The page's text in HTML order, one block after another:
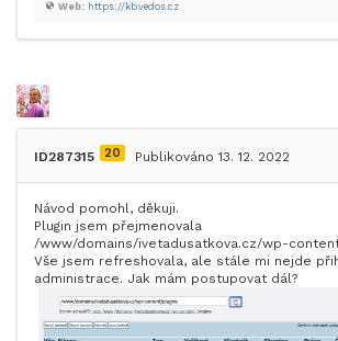
Web: https://kb.vedos.cz
ID287315 20 Publikováno 13. 12. 2022
Návod pomohl, děkuji.
Plugin jsem přejmenovala
/www/domains/ivetadusatkova.cz/wp-
Vše jsem refreshovala, ale stále mi nejde
administrace. Jak mám postupovat dál?